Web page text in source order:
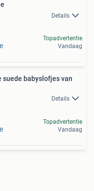
Details
Topadvertentie
Vandaag
suede babyslofjes van
Details
Topadvertentie
Vandaag